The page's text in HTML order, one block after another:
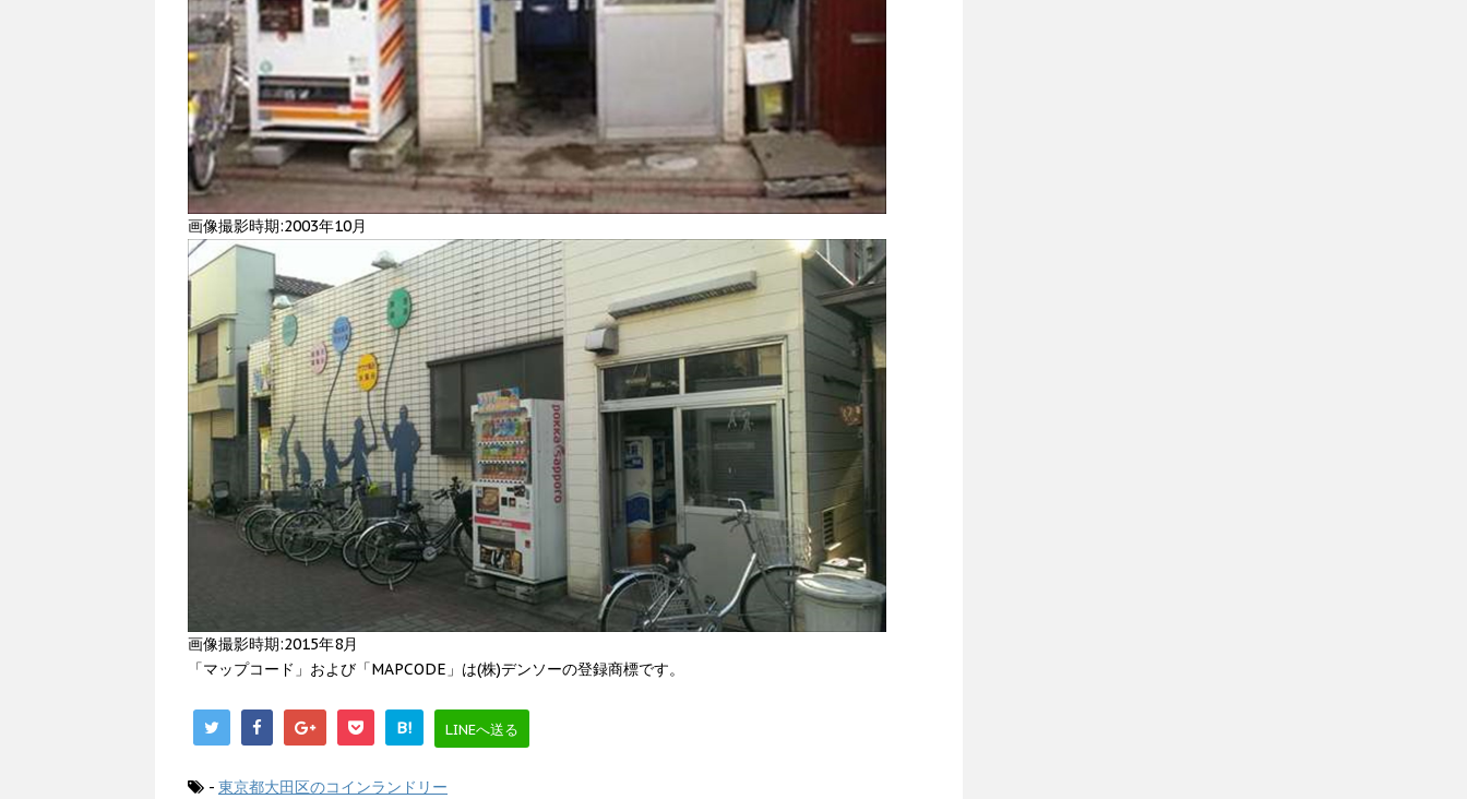
画像撮影時期:2003年10月
画像撮影時期:2015年8月
「マップコード」および「MAPCODE」は(株)デンソーの登録商標です。
B! LINEへ送る
- 東京都大田区のコインランドリー